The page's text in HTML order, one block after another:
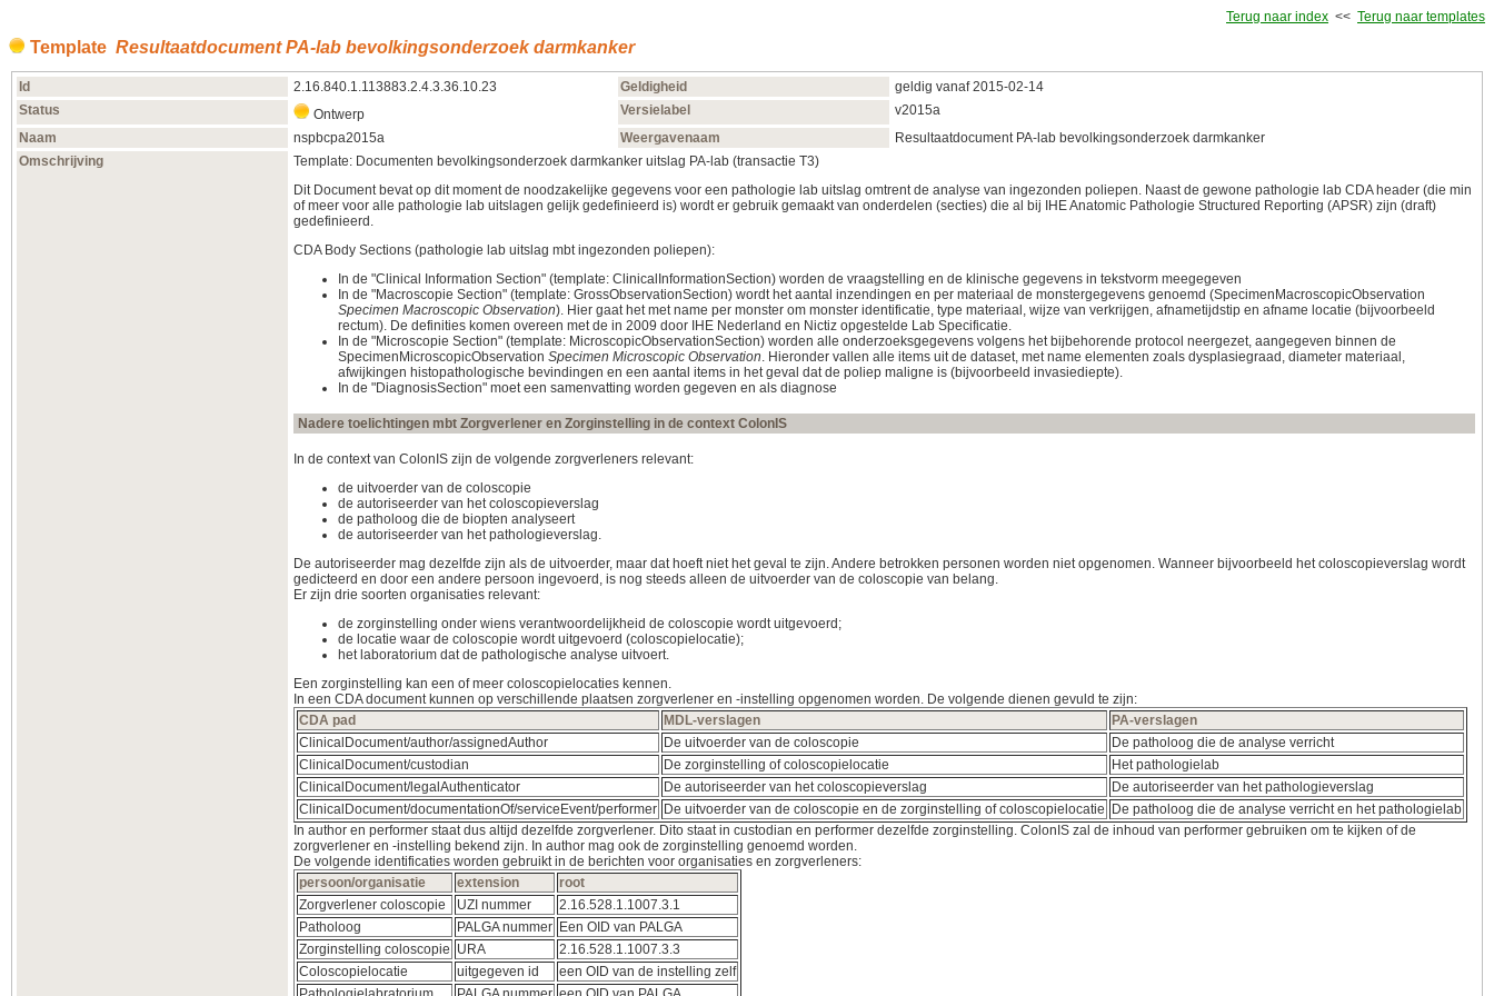
Terug naar index << Terug naar templates
Template Resultaatdocument PA-lab bevolkingsonderzoek darmkanker
Id 2.16.840.1.113883.2.4.3.36.10.23 Geldigheid
geldig vanaf 2015‑02‑14
Status
Ontwerp Versielabel
v2015a
Naam
nspbcpa2015a Weergavenaam
Resultaatdocument PA-lab bevolkingsonderzoek darmkanker
Omschrijving
Template: Documenten bevolkingsonderzoek darmkanker uitslag PA-lab (transactie T3)
Dit Document bevat op dit moment de noodzakelijke gegevens voor een pathologie lab uitslag omtrent de analyse van ingezonden poliepen. Naast de gewone pathologie lab CDA header (die min
of meer voor alle pathologie lab uitslagen gelijk gedefinieerd is) wordt er gebruik gemaakt van onderdelen (secties) die al bij IHE Anatomic Pathologie Structured Reporting (APSR) zijn (draft)
gedefinieerd.
CDA Body Sections (pathologie lab uitslag mbt ingezonden poliepen):
In de "Clinical Information Section" (template: ClinicalInformationSection) worden de vraagstelling en de klinische gegevens in tekstvorm meegegeven
In de "Macroscopie Section" (template: GrossObservationSection) wordt het aantal inzendingen en per materiaal de monstergegevens genoemd (SpecimenMacroscopicObservation
Specimen Macroscopic Observation). Hier gaat het met name per monster om monster identificatie, type materiaal, wijze van verkrijgen, afnametijdstip en afname locatie (bijvoorbeeld
rectum). De definities komen overeen met de in 2009 door IHE Nederland en Nictiz opgestelde Lab Specificatie.
In de "Microscopie Section" (template: MicroscopicObservationSection) worden alle onderzoeksgegevens volgens het bijbehorende protocol neergezet, aangegeven binnen de
SpecimenMicroscopicObservation Specimen Microscopic Observation. Hieronder vallen alle items uit de dataset, met name elementen zoals dysplasiegraad, diameter materiaal,
afwijkingen histopathologische bevindingen en een aantal items in het geval dat de poliep maligne is (bijvoorbeeld invasiediepte).
In de "DiagnosisSection" moet een samenvatting worden gegeven en als diagnose
Nadere toelichtingen mbt Zorgverlener en Zorginstelling in de context ColonIS
In de context van ColonIS zijn de volgende zorgverleners relevant:
de uitvoerder van de coloscopie
de autoriseerder van het coloscopieverslag
de patholoog die de biopten analyseert
de autoriseerder van het pathologieverslag.
De autoriseerder mag dezelfde zijn als de uitvoerder, maar dat hoeft niet het geval te zijn. Andere betrokken personen worden niet opgenomen. Wanneer bijvoorbeeld het coloscopieverslag wordt
gedicteerd en door een andere persoon ingevoerd, is nog steeds alleen de uitvoerder van de coloscopie van belang.
Er zijn drie soorten organisaties relevant:
de zorginstelling onder wiens verantwoordelijkheid de coloscopie wordt uitgevoerd;
de locatie waar de coloscopie wordt uitgevoerd (coloscopielocatie);
het laboratorium dat de pathologische analyse uitvoert.
Een zorginstelling kan een of meer coloscopielocaties kennen.
In een CDA document kunnen op verschillende plaatsen zorgverlener en -instelling opgenomen worden. De volgende dienen gevuld te zijn:
CDA pad
MDL-verslagen
PA-verslagen
ClinicalDocument/author/assignedAuthor
De uitvoerder van de coloscopie
De patholoog die de analyse verricht
ClinicalDocument/custodian
De zorginstelling of coloscopielocatie
Het pathologielab
ClinicalDocument/legalAuthenticator
De autoriseerder van het coloscopieverslag
De autoriseerder van het pathologieverslag
ClinicalDocument/documentationOf/serviceEvent/performer De uitvoerder van de coloscopie en de zorginstelling of coloscopielocatie
De patholoog die de analyse verricht en het pathologielab
In author en performer staat dus altijd dezelfde zorgverlener. Dito staat in custodian en performer dezelfde zorginstelling. ColonIS zal de inhoud van performer gebruiken om te kijken of de
zorgverlener en -instelling bekend zijn. In author mag ook de zorginstelling genoemd worden.
De volgende identificaties worden gebruikt in de berichten voor organisaties en zorgverleners:
persoon/organisatie
extension
root
Zorgverlener coloscopie
UZI nummer
2.16.528.1.1007.3.1
Patholoog
PALGA nummer Een OID van PALGA
Zorginstelling coloscopie URA
2.16.528.1.1007.3.3
Coloscopielocatie
uitgegeven id
een OID van de instelling zelf